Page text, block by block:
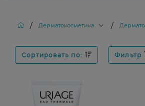
/ Дерматокосметика /
Сортировать по: Фильтр